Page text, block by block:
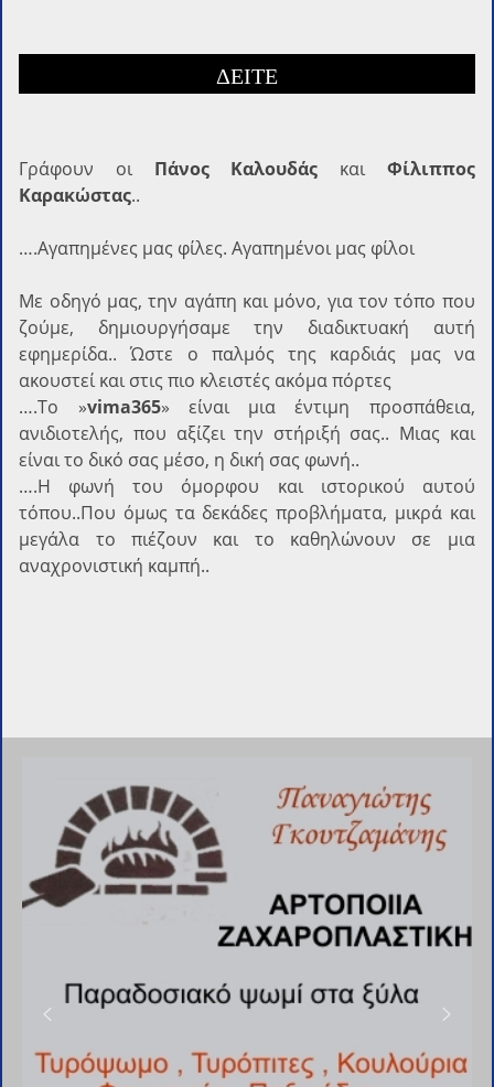
ΔΕΙΤΕ
Γράφoυν οι Πάνος Καλουδάς και Φίλιππος
Καρακώστας..
….Αγαπημένες μας φίλες. Αγαπημένοι μας φίλοι
Με οδηγό μας, την αγάπη και μόνο, για τον τόπο που
ζούμε, δημιουργήσαμε την διαδικτυακή αυτή
εφημερίδα.. Ώστε ο παλμός της καρδιάς μας να
ακουστεί και στις πιο κλειστές ακόμα πόρτες
….Το »vima365» είναι μια έντιμη προσπάθεια,
ανιδιοτελής, που αξίζει την στήριξή σας.. Μιας και
είναι το δικό σας μέσο, η δική σας φωνή..
….Η φωνή του όμορφου και ιστορικού αυτού
τόπου..Που όμως τα δεκάδες προβλήματα, μικρά και
μεγάλα το πιέζουν και το καθηλώνουν σε μια
αναχρονιστική καμπή..